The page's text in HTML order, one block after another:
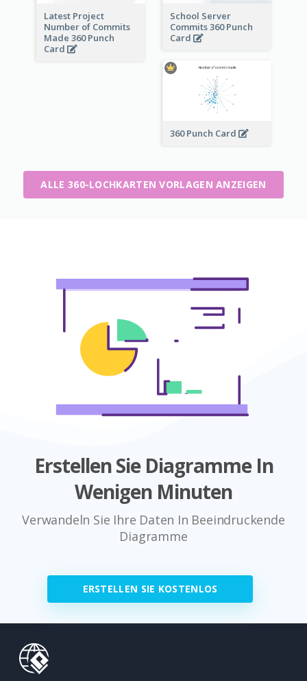
Latest Project
Number of Commits
Made 360 Punch
Card
School Server
Commits 360 Punch
Card
360 Punch Card
ALLE 360-LOCHKARTEN VORLAGEN ANZEIGEN
Erstellen Sie Diagramme In
Wenigen Minuten
Verwandeln Sie Ihre Daten In Beeindruckende
Diagramme
ERSTELLEN SIE KOSTENLOS